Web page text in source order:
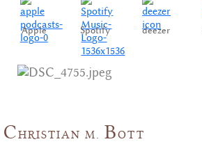
Apple Spotify deezer
CHRISTIAN M. BOTT